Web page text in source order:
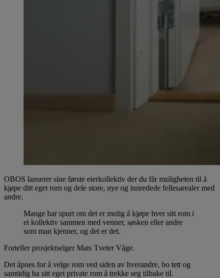
OBOS lanserer sine første eierkollektiv der du får muligheten til å
kjøpe ditt eget rom og dele store, nye og innredede fellesarealer med
andre.
Mange har spurt om det er mulig å kjøpe hver sitt rom i
et kollektiv sammen med venner, søsken eller andre
som man kjenner, og det er det.
Forteller prosjektselger Mats Tveter Våge.
Det åpnes for å velge rom ved siden av hverandre, bo tett og
samtidig ha sitt eget private rom å trekke seg tilbake til.